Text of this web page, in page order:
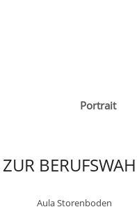
Portrait
Aula Storenboden